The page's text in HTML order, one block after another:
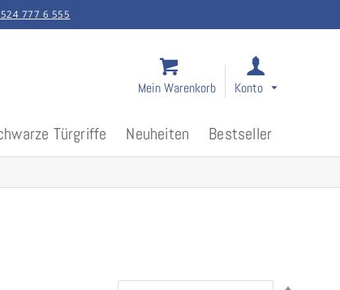
777 6 555
Konto
Mein Warenkorb
Türgriffe Neuheiten Bestseller